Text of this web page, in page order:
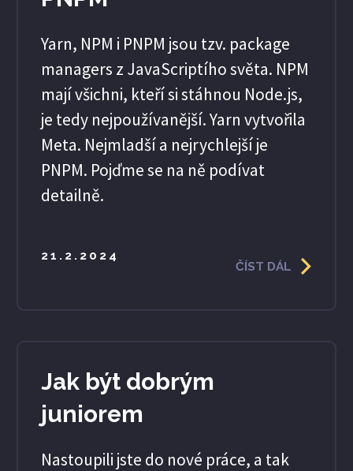
Yarn, NPM i PNPM jsou tzv. package
managers z JavaScriptího světa. NPM
mají všichni, kteří si stáhnou Node.js,
je tedy nejpoužívanější. Yarn vytvořila
Meta. Nejmladší a nejrychlejší je
PNPM. Pojďme se na ně podívat
detailně.
21.2.2024
ČÍST DÁL
Jak být dobrým
juniorem
Nastoupili jste do nové práce, a tak